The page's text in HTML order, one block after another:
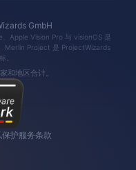
GmbH
Apple Vision Pro 与 visionOS 是
Merlin Project 是 ProjectWizards
。
和地区合计。
护服务条款